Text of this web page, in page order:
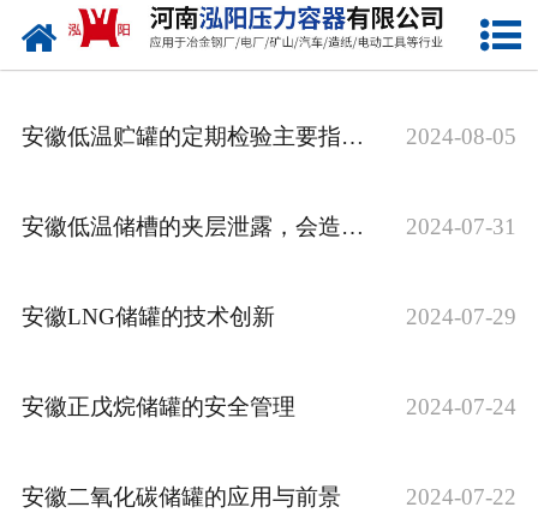
网站首页
产品中心
新闻中心
联系我们
安徽低温贮罐的定期检验主要指哪些方面？ 2024-08-05
安徽低温储槽的夹层泄露，会造成哪些危害？ 2024-07-31
安徽LNG储罐的技术创新 2024-07-29
安徽正戊烷储罐的安全管理 2024-07-24
安徽二氧化碳储罐的应用与前景 2024-07-22